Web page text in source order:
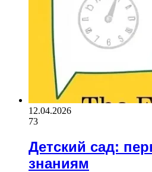
12.04.2026
73
Детский сад:
знаниям